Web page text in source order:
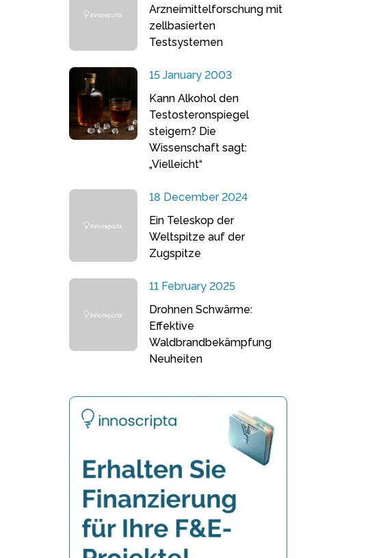
Arzneimittelforschung mit
zellbasierten
Testsystemen
15 January 2003
Kann Alkohol den
Testosteronspiegel
steigern? Die
Wissenschaft sagt:
„Vielleicht“
18 December 2024
Ein Teleskop der
Weltspitze auf der
Zugspitze
11 February 2025
Drohnen Schwärme:
Effektive
Waldbrandbekämpfung
Neuheiten